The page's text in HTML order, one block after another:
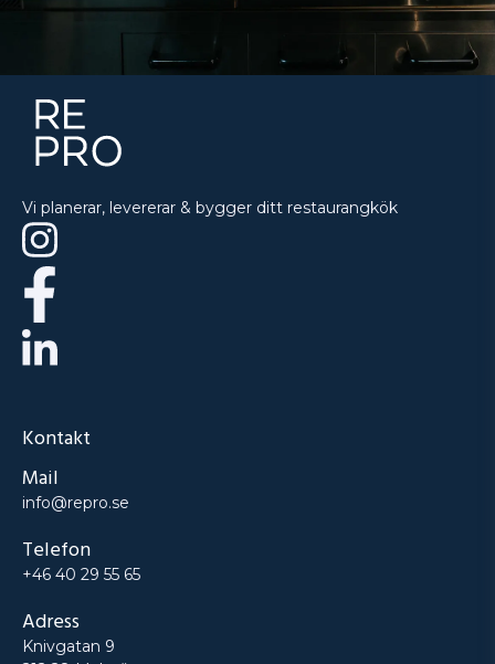
Vi planerar, levererar & bygger ditt restaurangkök
Kontakt
Mail
info@repro.se
Telefon
+46 40 29 55 65
Adress
Knivgatan 9